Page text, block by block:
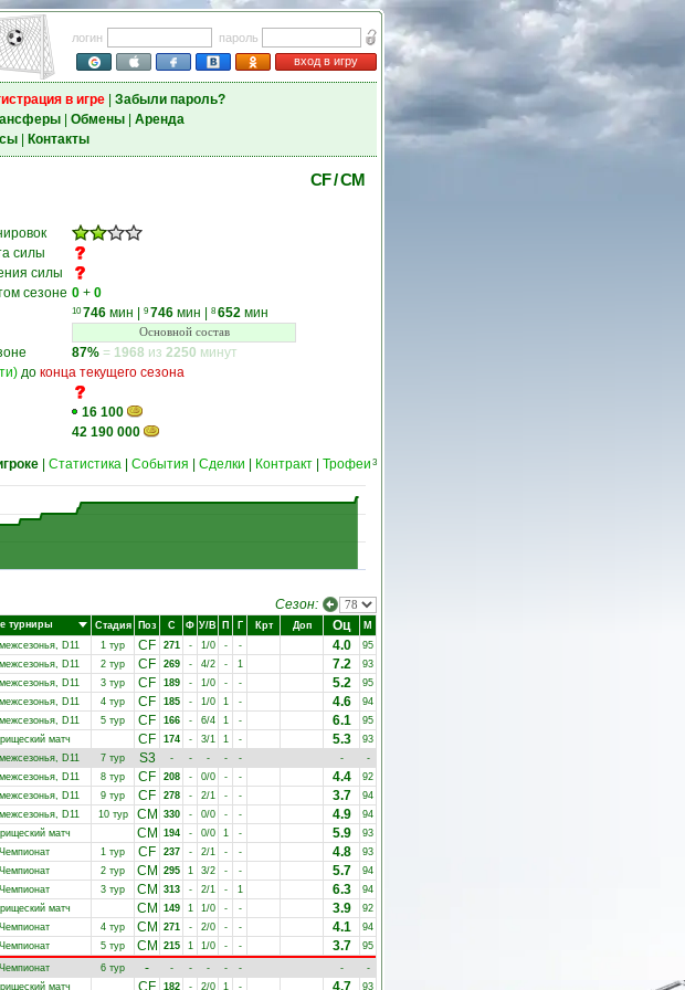
логин
пароль
вход в игру
в игре| Забыли пароль?
| Обмены| Аренда
| Контакты
CF / CM
силы
силы
сезоне 0 + 0
10746 мин 9 746 мин 8 652 мин
Основной состав
87% = 1968 из 2250 минут
до конца текущего сезона
16 100
42 190 000
Статистика События Сделки Контракт Трофеи 3
Сезон:
турниры Стадия Поз С Ф У/В П Г Крт Доп Оц
М
D11 1 тур CF 271 - 1/0 - - 4.0
95
D11 2 тур CF 269 - 4/2 - 1 7.2
93
D11 3 тур CF 189 - 1/0 - - 5.2
95
D11 4 тур CF 185 - 1/0 1 - 4.6
94
D11 5 тур CF 166 - 6/4 1 - 6.1
95
матч CF 174 - 3/1 1 - 5.3
93
D11 7 тур S3 - - - - - -
-
D11 8 тур CF 208 - 0/0 - - 4.4
92
D11 9 тур CF 278 - 2/1 - - 3.7
94
D11 10 тур CM 330 - 0/0 - - 4.9
94
матч CM 194 - 0/0 1 - 5.9
93
Чемпионат 1 тур CF 237 - 2/1 - - 4.8
93
Чемпионат 2 тур CM 295 1 3/2 - - 5.7
94
Чемпионат 3 тур CM 313 - 2/1 - 1 6.3
94
матч CM 149 1 1/0 - - 3.9
92
Чемпионат 4 тур CM 271 - 2/0 - - 4.1
94
Чемпионат 5 тур CM 215 1 1/0 - - 3.7
95
Чемпионат 6 тур - - - - - - -
-
матч CF 182 - 2/0 1 - 4.7 93